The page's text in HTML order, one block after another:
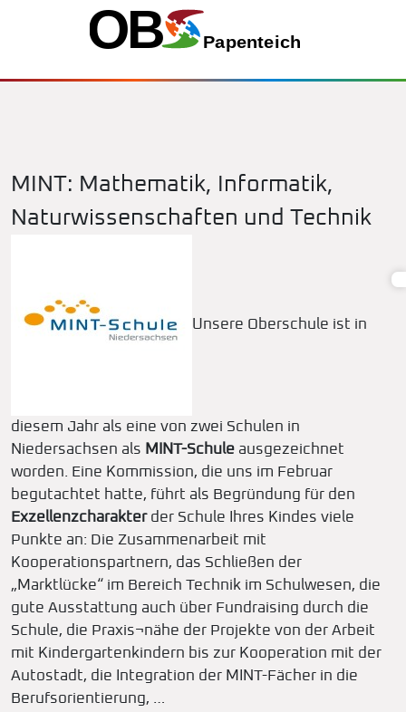
MINT: Mathematik, Informatik,
Naturwissenschaften und Technik
Unsere Oberschule ist in
diesem Jahr als eine von zwei Schulen in
Niedersachsen als MINT-Schule ausgezeichnet
worden. Eine Kommission, die uns im Februar
begutachtet hatte, führt als Begründung für den
Exzellenzcharakterder Schule Ihres Kindes viele
Punkte an: Die Zusammenarbeit mit
Kooperationspartnern, das Schließen der
„Marktlücke“ im Bereich Technik im Schulwesen, die
gute Ausstattung auch über Fundraising durch die
Schule, die Praxis¬nähe der Projekte von der Arbeit
mit Kindergartenkindern bis zur Kooperation mit der
Autostadt, die Integration der MINT-Fächer in die
Berufsorientierung, …